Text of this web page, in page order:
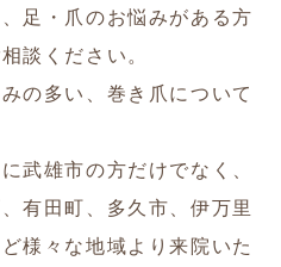
足・爪のお悩みがある方
談ください。
の多い、巻き爪について
武雄市の方だけでなく、
有田町、多久市、伊万里
様々な地域より来院いた